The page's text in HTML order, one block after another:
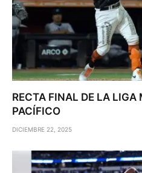
RECTA FINAL DE LA LIGA
PACÍFICO
DICIEMBRE 22, 2025